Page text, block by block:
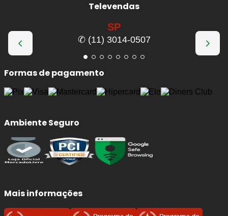
Televendas
SP
✆ (11) 3014-0507
Formas de pagamento
Ambiente Seguro
Mais informações